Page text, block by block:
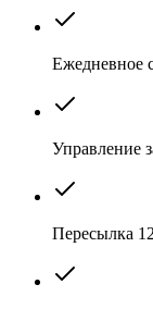
Ежедневное
Управление
Пересылка